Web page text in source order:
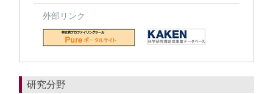
外部リンク
研究分野